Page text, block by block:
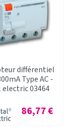
différentiel
Type AC -
03464
Prix
86,77 €